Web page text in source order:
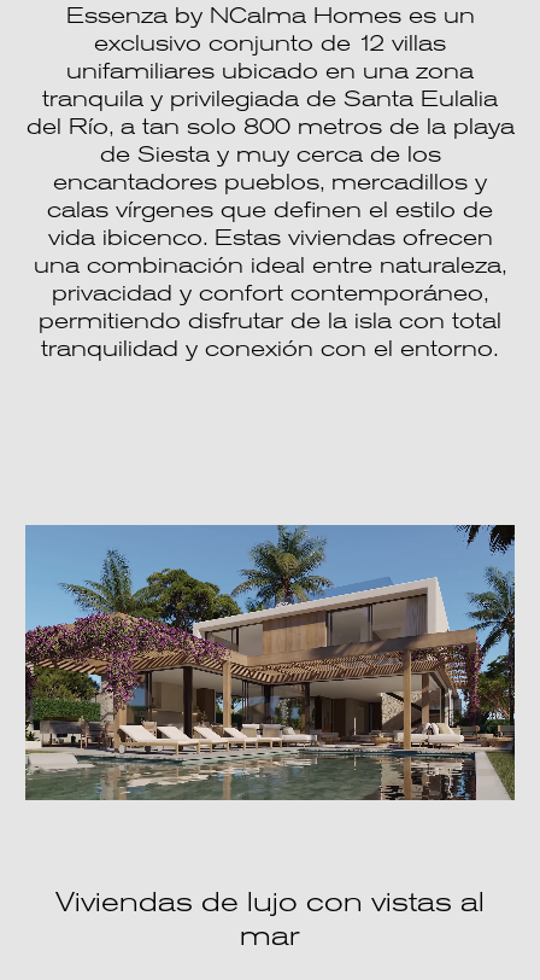
Essenza by NCalma Homes es un
exclusivo conjunto de 12 villas
unifamiliares ubicado en una zona
tranquila y privilegiada de Santa Eulalia
del Río, a tan solo 800 metros de la playa
de Siesta y muy cerca de los
encantadores pueblos, mercadillos y
calas vírgenes que definen el estilo de
vida ibicenco. Estas viviendas ofrecen
una combinación ideal entre naturaleza,
privacidad y confort contemporáneo,
permitiendo disfrutar de la isla con total
tranquilidad y conexión con el entorno.
Viviendas de lujo con vistas al
mar